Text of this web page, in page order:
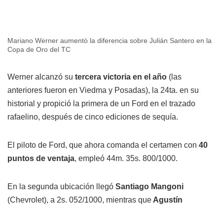
Mariano Werner aumentò la diferencia sobre Julián Santero en la
Copa de Oro del TC
Werner alcanzó su tercera victoria en el año (las
anteriores fueron en Viedma y Posadas), la 24ta. en su
historial y propició la primera de un Ford en el trazado
rafaelino, después de cinco ediciones de sequía.
El piloto de Ford, que ahora comanda el certamen con 40
puntos de ventaja, empleó 44m. 35s. 800/1000.
En la segunda ubicación llegó Santiago Mangoni
(Chevrolet), a 2s. 052/1000, mientras que Agustín